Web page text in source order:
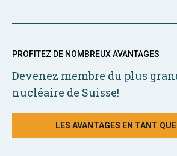
PROFITEZ DE NOMBREUX AVANTAGES
Devenez membre du plus
nucléaire de Suisse!
LES AVANTAGES EN TANT